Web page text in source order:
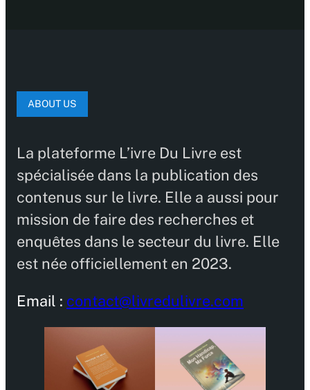
ABOUT US
La plateforme L’ivre Du Livre est
spécialisée dans la publication des
contenus sur le livre. Elle a aussi pour
mission de faire des recherches et
enquêtes dans le secteur du livre. Elle
est née officiellement en 2023.
Email : contact@livredulivre.com